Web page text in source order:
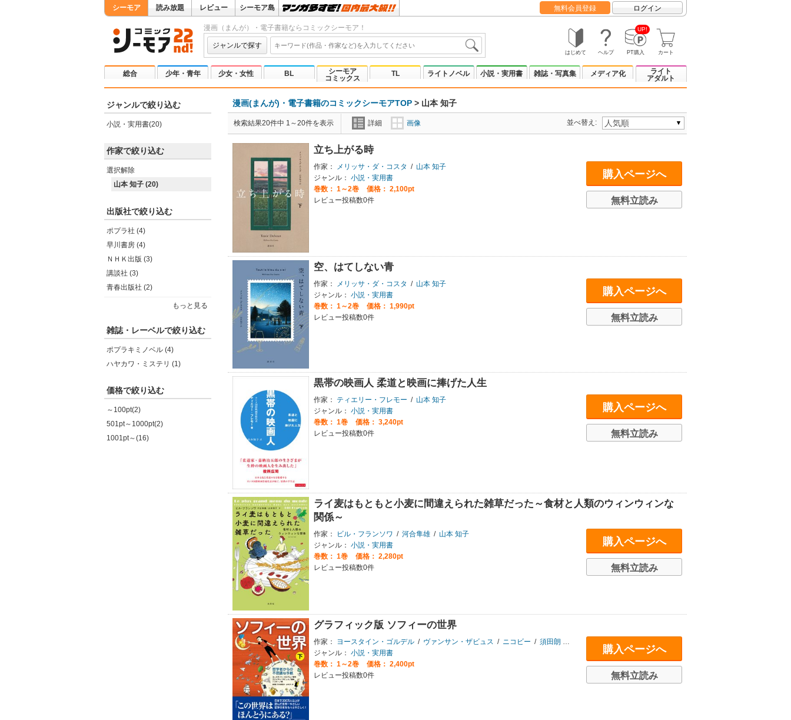
シーモア 読み放題 レビュー シーモア島 無料会員登録 ログイン
漫画（まんが）・電子書籍ならコミックシーモア！
ジャンルで探す
はじめて ヘルプ
UP!
PT購入 カート
総合 少年・青年 少女・女性 BL
シーモア
コミックス
TL ライトノベル 小説・実用書 雑誌・写真集 メディア化
ライト
アダルト
ジャンルで絞り込む
小説・実用書(20)
作家で絞り込む
選択解除
山本 知子 (20)
出版社で絞り込む
ポプラ社 (4)
早川書房 (4)
ＮＨＫ出版 (3)
講談社 (3)
青春出版社 (2)
もっと見る
雑誌・レーベルで絞り込む
ポプラキミノベル (4)
ハヤカワ・ミステリ (1)
価格で絞り込む
～100pt(2)
501pt～1000pt(2)
1001pt～(16)
漫画(まんが)・電子書籍のコミックシーモアTOP > 山本 知子
検索結果20件中 1～20件を表示 詳細 画像 並べ替え:
立ち上がる時
作家： メリッサ・ダ・コスタ / 山本 知子
ジャンル： 小説・実用書
巻数： 1～2巻
価格： 2,100pt
レビュー投稿数0件
購入ページへ
無料立読み
空、はてしない青
作家： メリッサ・ダ・コスタ / 山本 知子
ジャンル： 小説・実用書
巻数： 1～2巻
価格： 1,990pt
レビュー投稿数0件
購入ページへ
無料立読み
黒帯の映画人 柔道と映画に捧げた人生
作家： ティエリー・フレモー / 山本 知子
ジャンル： 小説・実用書
巻数： 1巻
価格： 3,240pt
レビュー投稿数0件
購入ページへ
無料立読み
ライ麦はもともと小麦に間違えられた雑草だった～食材と人類のウィンウィンな
関係～
作家： ビル・フランソワ / 河合隼雄 / 山本 知子
ジャンル： 小説・実用書
巻数： 1巻
価格： 2,280pt
レビュー投稿数0件
購入ページへ
無料立読み
グラフィック版 ソフィーの世界
作家： ヨースタイン・ゴルデル / ヴァンサン・ザビュス / ニコビー / 須田朗 /
ジャンル： 小説・実用書
巻数： 1～2巻
価格： 2,400pt
レビュー投稿数0件
購入ページへ
無料立読み